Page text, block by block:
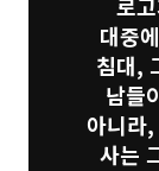
대중
침대,
남들
아니라
사는